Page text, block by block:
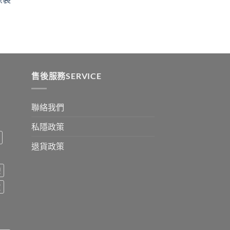
售後服務SERVICE
聯絡我們
私隱政策
退貨政策